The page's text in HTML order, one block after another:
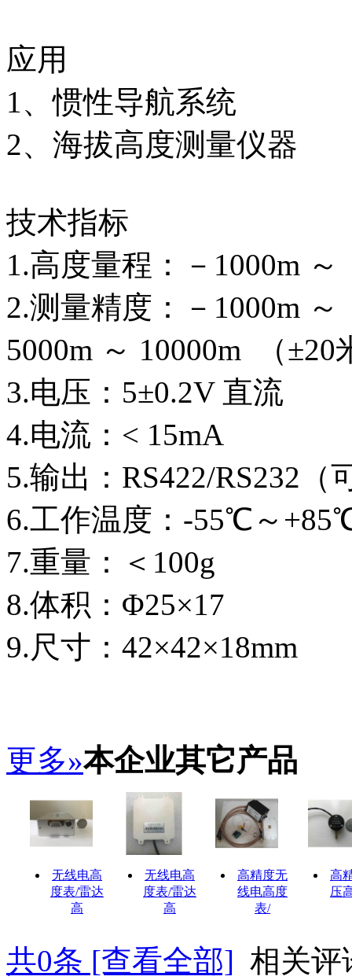
应用
1、惯性导航系统
2、海拔高度测量仪器
技术指标
1.高度量程：－1000m ～
2.测量精度：－1000m ～
5000m ～ 10000m （±20
3.电压：5±0.2V 直流
4.电流：< 15mA
5.输出：RS422/RS232（
6.工作温度：-55℃～
7.重量：＜100g
8.体积：Φ25×17
9.尺寸：42×42×18mm
更多»本企业其它产品
无线电高
度表/雷达
高
无线电高
度表/雷达
高
高精度无
线电高度
表/
高
压
共0条 [查看全部] 相关评